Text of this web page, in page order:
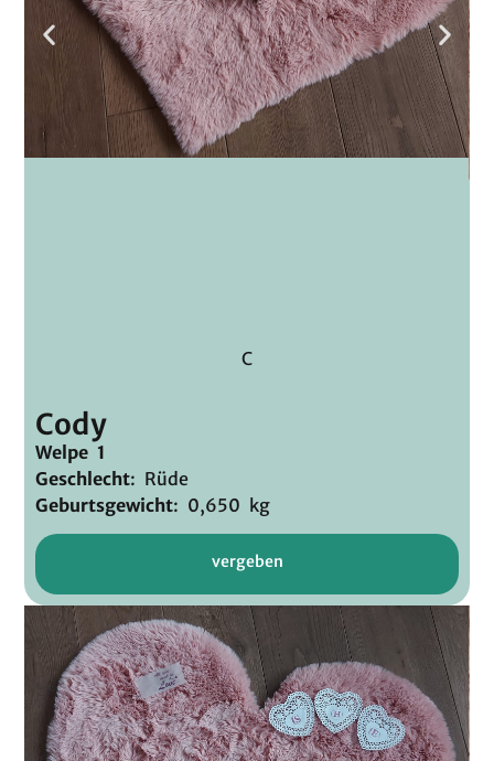
C
Cody
Welpe 1
Geschlecht: Rüde
Geburtsgewicht: 0,650 kg
vergeben